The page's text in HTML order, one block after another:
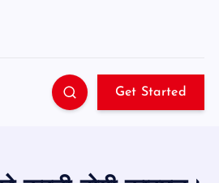
Get Started